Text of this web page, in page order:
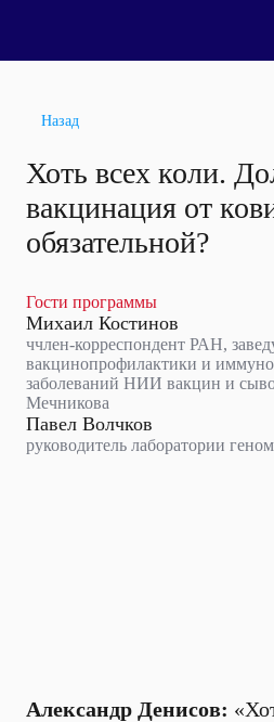
Назад
Хоть всех коли.
вакцинация от
обязательной?
Гости программы
Михаил Костинов
ччлен-корреспондент РАН,
вакцинопрофилактики и
заболеваний НИИ вакцин и
Мечникова
Павел Волчков
руководитель лаборатории
Александр Денисов: